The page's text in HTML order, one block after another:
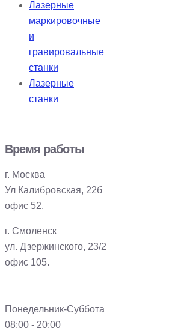
Лазерные
маркировочные
и
гравировальные
станки
Лазерные
станки
Время работы
г. Москва
Ул Калибровская, 22б
офис 52.
г. Смоленск
ул. Дзержинского, 23/2
офис 105.
Понедельник-Суббота
08:00 - 20:00